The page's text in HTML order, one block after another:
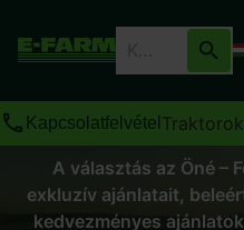
Kapcsolatfelvétel Traktorok
A választás az Öné –
exkluzív ajánlatait,
kedvezményes